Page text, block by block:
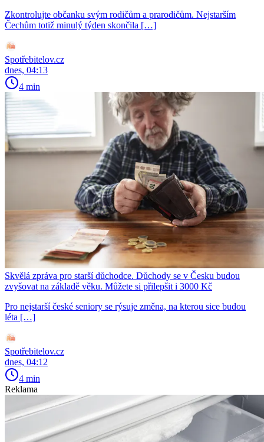
Zkontrolujte občanku svým rodičům a prarodičům. Nejstarším
Čechům totiž minulý týden skončila […]
Spotřebitelov.cz
dnes, 04:13
4 min
Skvělá zpráva pro starší důchodce. Důchody se v Česku budou
zvyšovat na základě věku. Můžete si přilepšit i 3000 Kč
Pro nejstarší české seniory se rýsuje změna, na kterou sice budou
léta […]
Spotřebitelov.cz
dnes, 04:12
4 min
Reklama